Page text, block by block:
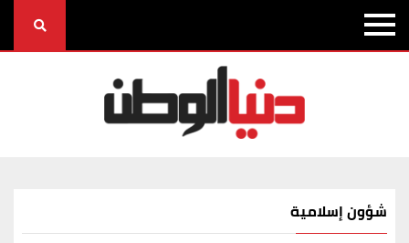
شؤون إسلامية